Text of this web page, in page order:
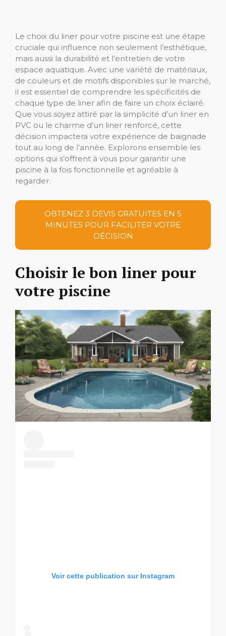
Le choix du liner pour votre piscine est une étape
cruciale qui influence non seulement l’esthétique,
mais aussi la durabilité et l’entretien de votre
espace aquatique. Avec une variété de matériaux,
de couleurs et de motifs disponibles sur le marché,
il est essentiel de comprendre les spécificités de
chaque type de liner afin de faire un choix éclairé.
Que vous soyez attiré par la simplicité d’un liner en
PVC ou le charme d’un liner renforcé, cette
décision impactera votre expérience de baignade
tout au long de l’année. Explorons ensemble les
options qui s’offrent à vous pour garantir une
piscine à la fois fonctionnelle et agréable à
regarder.
OBTENEZ 3 DEVIS GRATUITES EN 5
MINUTES POUR FACILITER VOTRE
DÉCISION
Choisir le bon liner pour
votre piscine
Voir cette publication sur Instagram